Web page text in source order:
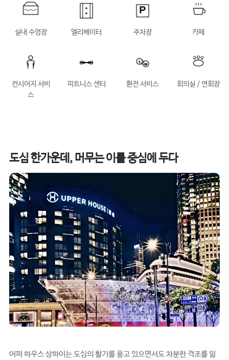
실내 수영장 엘리베이터 주차장 카페
컨시어지 서비
스
피트니스 센터 환전 서비스 회의실 / 연회장
도심 한가운데, 머무는 이를 중심에 두다
어퍼 하우스 상하이는 도심의 활기를 품고 있으면서도 차분한 격조를 잃